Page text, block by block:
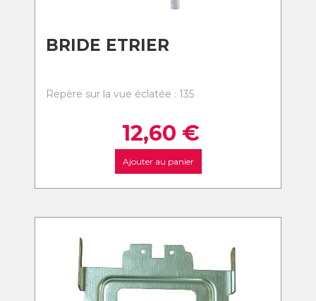
BRIDE ETRIER
Repère sur la vue éclatée : 135
12,60 €
Ajouter au panier